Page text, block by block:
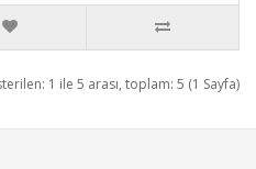
1 ile 5 arası, toplam: 5 (1 Sayfa)